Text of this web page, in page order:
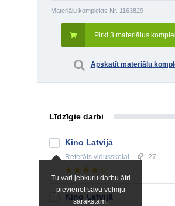
Materiālu komplekts Nr. 1163829
Pirkt 3 materiālus
Apskatīt materiālu
Līdzīgie darbi
Tu vari jebkuru darbu ātri
pievienot savu vēlmju
sarakstam.
Kino Latvijā
Referāts vidusskolai 27
Kino Latvijā